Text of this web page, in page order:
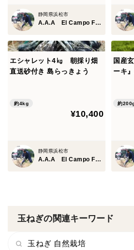
静岡県浜松市
A.A.A El Campo Farm
エシャレット4㎏ 朝採り畑
直送砂付き 島らっきょう
約4kg
¥10,400
静岡県浜松市
A.A.A El Campo Farm
国産
ーキ
約
玉ねぎの関連キーワード
玉ねぎ 自然栽培